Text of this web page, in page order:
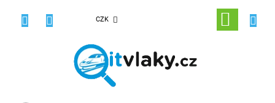
CZK
NÁKUPNÍ
KOŠÍK